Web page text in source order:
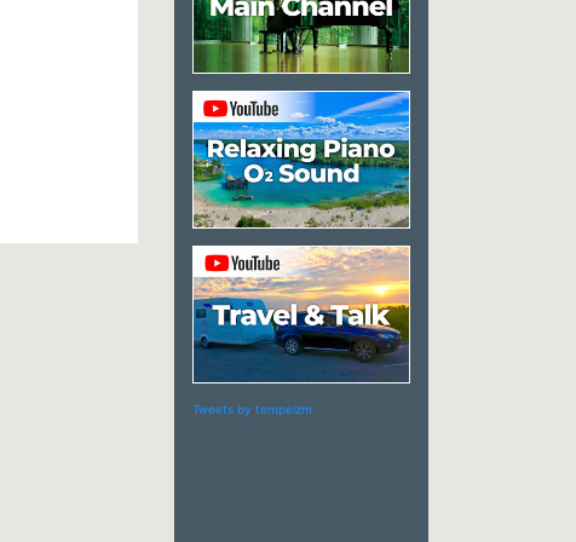
Tweets by tempeizm